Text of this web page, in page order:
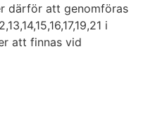
därför att genomföras
i
att finnas vid